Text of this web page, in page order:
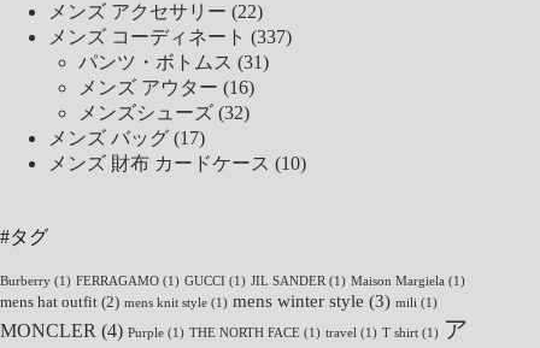
メンズ アクセサリー (22)
メンズ コーディネート (337)
パンツ・ボトムス (31)
メンズ アウター (16)
メンズシューズ (32)
メンズ バッグ (17)
メンズ 財布 カードケース (10)
#タグ
Burberry (1) FERRAGAMO (1) GUCCI (1) JIL SANDER (1) Maison Margiela (1)
mens hat outfit (2) mens knit style (1) mens winter style (3) mili (1)
MONCLER (4) Purple (1) THE NORTH FACE (1) travel (1) T shirt (1) ア